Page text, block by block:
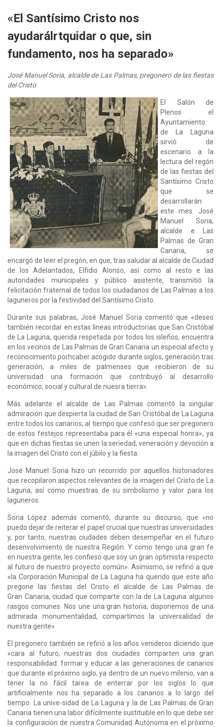
«El Santísimo Cristo nos
ayudarálrtquidar o que, sin
fundamento, nos ha separado»
José Manuel Soria, alcalde de Las Palmas, pregonero de las fiestas
del Cristo
El Salón de
Plenos el
Ayuntamiento
de La Laguna
sirvió de
escenario a la
lectura del regón
de las fiestas del
Santísimo Cristo
que se
desarrollarán
este mes. José
Manuel Soria,
alcalde e Las
Palmas de Gran
Canaria, se
encargó de leer el pregón, en que, tras saludar al alcalde de Ciudad
de los Adelantados, Elfidio Alonso, así como al resto e las
autoridades municipales y público asistente, transmitió la
felicitación fraternal de todos los ciudadanos de Las Palmas a los
laguneros por la festividad del Santísimo Cristo.
Durante sus palabras, José Manuel Soria comentó que «deseo
también recordar en estas lineas introductorias que San Cristóbal
de La Laguna, querida respetada por todos los isleños, encuentra
en los vecinos de Las Palmas de Gran Canaria un especial afecto y
reconocimiento porhcaber acogido durante siglos, generación tras
generación, a miles de palmenses que recibieron de su
universidad una formación que contribuyó al desarrollo
económico, social y cultural de nuesra tierra».
Más adelante el alcalde de Las Palmas comentó la singular
admiración que despierta la ciudad de San Cristóbal de La Laguna
entre todos los canarios, al tiempo que confesó que ser pregonero
de estos festejos representaba para él «una especial honra», ya
que en dichas fiestas se unen la seriedad, veneración y devoción a
la imagen del Cristo con el júbilo y la fiesta.
José Manuel Soria hizo un recorrido por aquellos historiadores
que recopilaron aspectos relevantes de la imagen del Cristo de La
Laguna, así como muestras de su simbolismo y valor para los
laguneros.
Soria López además comentó, durante su discurso, que «no
puedo dejar de reiterar el papel crucial que nuestras universidades
y, por tanto, nuestras ciudades deben desempeñar en el futuro
desenvolvimiento de nuestra Región. Y como tengo una gran fe
en nuestra gente, les confieso que soy un gran optimista respecto
al futuro de nuestro proyecto común». Asimismo, se refirió a que
«la Corporación Municipal de La Laguna ha querido que este año
pregone las fiestas del Cristo el alcalde de Las Palmas de
Gran Canaria, ciudad que comparte con la de La Laguna algunos
rasgos comunes. Nos une una gran historia; disponemos de una
admirada monumentalidad, compartimos la universalidad de
nuestra gente».
El pregonero también se refirió a los años venideros diciendo que
«cara al futuro, nuestras dos ciudades comparten una gran
responsabilidad: formar y educar a las generaciones de canarios
que durante el próximo siglo, ya dentro de un nuevo milenio, van a
tener la no fácil tarea de enterrar por los siglos lo que
artificialmente nos ha separado a los canarios a lo largo del
tiempo. La unive-sidad de La Laguna y la de Las Palmas de Gran
Canaria tienen una labor difícilmente sustituible en lo que debe ser
la configuración de nuestra Comunidad Autónoma en el próximo